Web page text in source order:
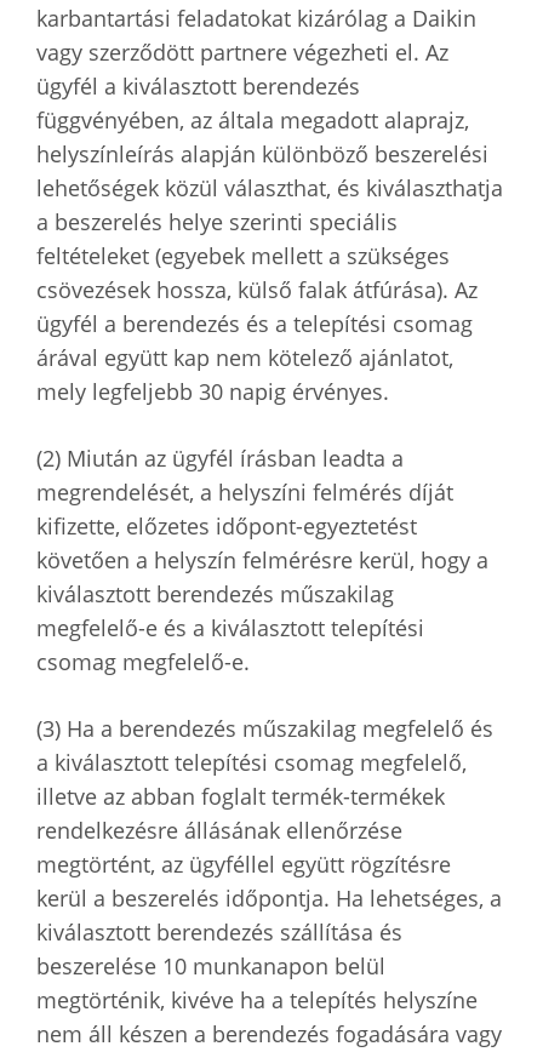
karbantartási feladatokat kizárólag a Daikin
vagy szerződött partnere végezheti el. Az
ügyfél a kiválasztott berendezés
függvényében, az általa megadott alaprajz,
helyszínleírás alapján különböző beszerelési
lehetőségek közül választhat, és kiválaszthatja
a beszerelés helye szerinti speciális
feltételeket (egyebek mellett a szükséges
csövezések hossza, külső falak átfúrása). Az
ügyfél a berendezés és a telepítési csomag
árával együtt kap nem kötelező ajánlatot,
mely legfeljebb 30 napig érvényes.
(2) Miután az ügyfél írásban leadta a
megrendelését, a helyszíni felmérés díját
kifizette, előzetes időpont-egyeztetést
követően a helyszín felmérésre kerül, hogy a
kiválasztott berendezés műszakilag
megfelelő-e és a kiválasztott telepítési
csomag megfelelő-e.
(3) Ha a berendezés műszakilag megfelelő és
a kiválasztott telepítési csomag megfelelő,
illetve az abban foglalt termék-termékek
rendelkezésre állásának ellenőrzése
megtörtént, az ügyféllel együtt rögzítésre
kerül a beszerelés időpontja. Ha lehetséges, a
kiválasztott berendezés szállítása és
beszerelése 10 munkanapon belül
megtörténik, kivéve ha a telepítés helyszíne
nem áll készen a berendezés fogadására vagy